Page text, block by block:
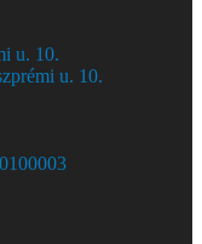
u. 10.
u. 10.